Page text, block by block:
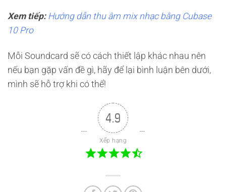
Xem tiếp: Hướng dẫn thu âm mix nhạc bằng Cubase
10 Pro
Mỗi Soundcard sẽ có cách thiết lập khác nhau nên
nếu bạn gặp vấn đề gì, hãy để lại bình luận bên dưới,
mình sẽ hỗ trợ khi có thể!
4.9
Xếp hạng